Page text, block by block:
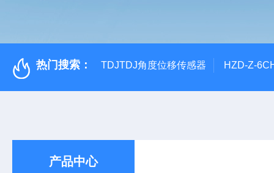
热门搜索： TDJTDJ角度位移传感器 HZD-Z-
产品中心